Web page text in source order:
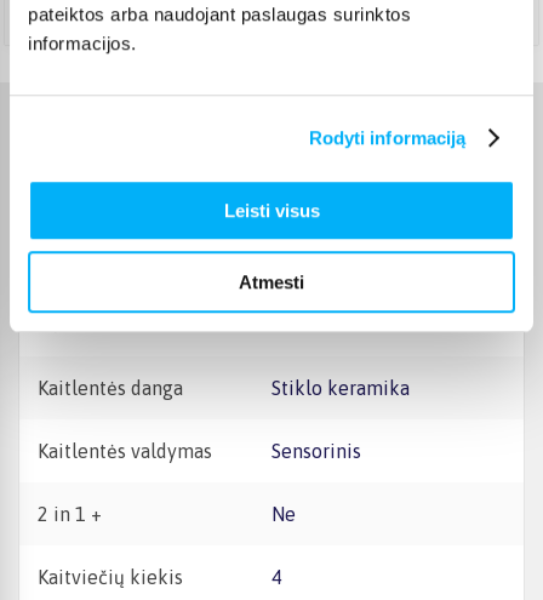
pateiktos arba naudojant paslaugas surinktos
informacijos.
Rodyti informaciją
Leisti visus
Atmesti
Rugpjūtis 11d. - Rugpjūtis 12d.
Gorenje
Kaitlentės tipas Indukcinė
Kaitlentės danga Stiklo keramika
Kaitlentės valdymas Sensorinis
2 in 1 + Ne
Kaitviečių kiekis 4